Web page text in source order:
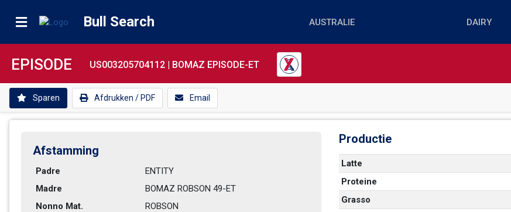
Bull Search
EPISODE US003205704112 | BOMAZ EPISODE-ET
Sparen Afdrukken / PDF Email
Afstamming
Padre
ENTITY
Madre
BOMAZ ROBSON 49-ET
Nonno Mat.
ROBSON
Productie
Latte
Proteine
Grasso